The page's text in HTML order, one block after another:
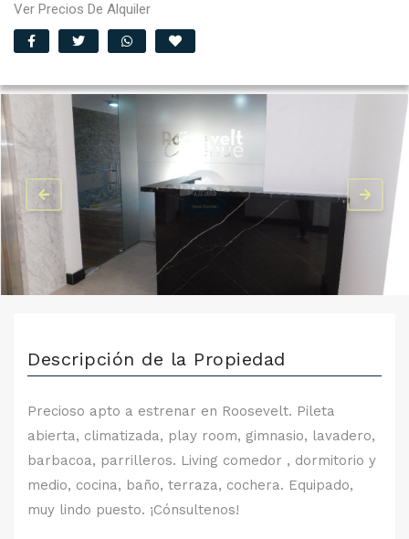
Ver Precios De Alquiler
Descripción de la Propiedad
Precioso apto a estrenar en Roosevelt. Pileta
abierta, climatizada, play room, gimnasio, lavadero,
barbacoa, parrilleros. Living comedor , dormitorio y
medio, cocina, baño, terraza, cochera. Equipado,
muy lindo puesto. ¡Cónsultenos!